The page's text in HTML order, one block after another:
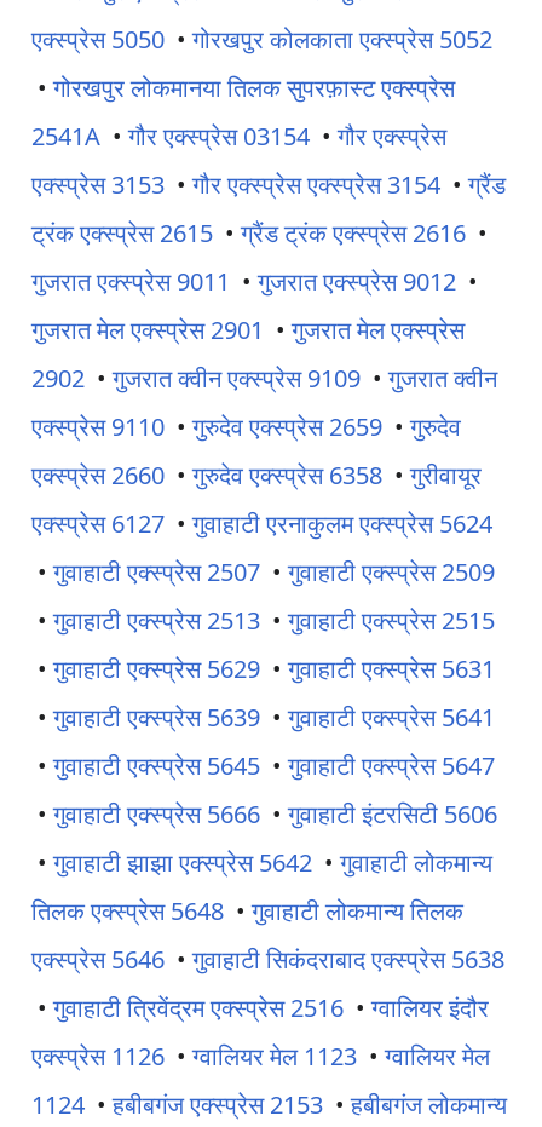
एक्स्प्रेस 5050 •गोरखपुर कोलकाता एक्स्प्रेस 5052
•गोरखपुर लोकमानया तिलक सुपरफ़ास्ट एक्स्प्रेस
2541A •गौर एक्स्प्रेस 03154 •गौर एक्स्प्रेस
एक्स्प्रेस 3153 •गौर एक्स्प्रेस एक्स्प्रेस 3154 •ग्रैंड
ट्रंक एक्स्प्रेस 2615 •ग्रैंड ट्रंक एक्स्प्रेस 2616 •
गुजरात एक्स्प्रेस 9011 •गुजरात एक्स्प्रेस 9012 •
गुजरात मेल एक्स्प्रेस 2901 •गुजरात मेल एक्स्प्रेस
2902 •गुजरात क्वीन एक्स्प्रेस 9109 •गुजरात क्वीन
एक्स्प्रेस 9110 •गुरुदेव एक्स्प्रेस 2659 •गुरुदेव
एक्स्प्रेस 2660 •गुरुदेव एक्स्प्रेस 6358 •गुरीवायूर
एक्स्प्रेस 6127 •गुवाहाटी एरनाकुलम एक्स्प्रेस 5624
•गुवाहाटी एक्स्प्रेस 2507 •गुवाहाटी एक्स्प्रेस 2509
•गुवाहाटी एक्स्प्रेस 2513 •गुवाहाटी एक्स्प्रेस 2515
•गुवाहाटी एक्स्प्रेस 5629 •गुवाहाटी एक्स्प्रेस 5631
•गुवाहाटी एक्स्प्रेस 5639 •गुवाहाटी एक्स्प्रेस 5641
•गुवाहाटी एक्स्प्रेस 5645 •गुवाहाटी एक्स्प्रेस 5647
•गुवाहाटी एक्स्प्रेस 5666 •गुवाहाटी इंटरसिटी 5606
•गुवाहाटी झाझा एक्स्प्रेस 5642 •गुवाहाटी लोकमान्य
तिलक एक्स्प्रेस 5648 •गुवाहाटी लोकमान्य तिलक
एक्स्प्रेस 5646 •गुवाहाटी सिकंदराबाद एक्स्प्रेस 5638
•गुवाहाटी त्रिवेंद्रम एक्स्प्रेस 2516 •ग्वालियर इंदौर
एक्स्प्रेस 1126 •ग्वालियर मेल 1123 •ग्वालियर मेल
1124 •हबीबगंज एक्स्प्रेस 2153 •हबीबगंज लोकमान्य